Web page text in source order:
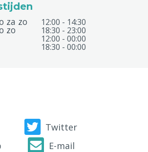
za zo
12:00 - 14:30
zo 18:30 - 23:00
12:00 - 00:00
18:30 - 00:00
Twitter
E-mail